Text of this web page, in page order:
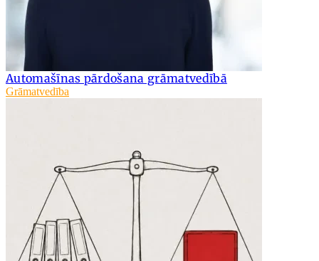
Automašīnas pārdošana grāmatvedībā
Grāmatvedība